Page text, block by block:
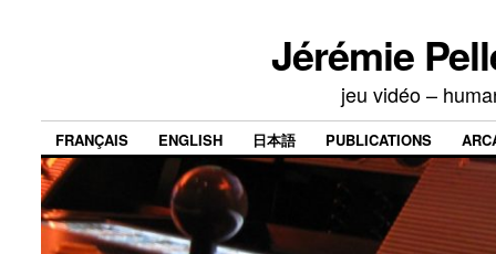
Jérémie
jeu vidéo –
FRANÇAIS ENGLISH 日本語 PUBLICATIONS